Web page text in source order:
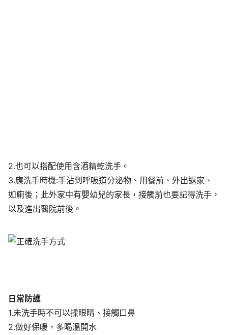
2.也可以搭配使用含酒精乾洗手。
3.應洗手時機:手沾到呼吸道分泌物、用餐前、外出返家、
如廁後；此外家中有嬰幼兒的家長，接觸前也要記得洗手，
以及進出醫院前後。
日常防護
1.未洗手時不可以揉眼睛、接觸口鼻
2.做好保暖，多喝溫開水